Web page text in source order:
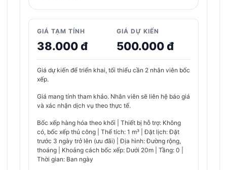
GIÁ TẠM TÍNH
38.000 đ
GIÁ DỰ KIẾN
500.000 đ
Giá dự kiến để triển khai, tối thiểu cần 2 nhân viên bốc
xếp.
Giá mang tính tham khảo. Nhân viên sẽ liên hệ báo giá
và xác nhận dịch vụ theo thực tế.
Bốc xếp hàng hóa theo khối | Thiết bị hỗ trợ: Không
có, bốc xếp thủ công | Thể tích: 1 m³ | Đặt lịch: Đặt
trước 3 ngày trở lên (ưu đãi) | Địa hình: Đường rộng,
thoáng | Khoảng cách bốc xếp: Dưới 20m | Tầng: 0 |
Thời gian: Ban ngày